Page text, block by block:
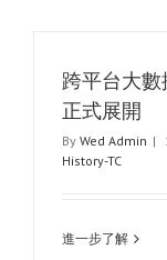
跨平台大
正式展開
By Wed Admin |
History-TC
進一步了解